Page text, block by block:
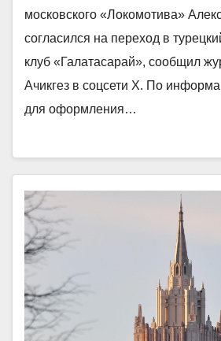
московского «Локомотива»
согласился на переход в
клуб «Галатасарай», сообщил
Ачикгез в соцсети X. По
для оформления…